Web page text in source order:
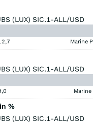
(LUX) SIC.1-ALL/USD
Marine
(LUX) SIC.1-ALL/USD
%
(LUX) SIC.1-ALL/USD